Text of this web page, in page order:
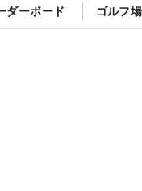
ダーボード ゴルフ